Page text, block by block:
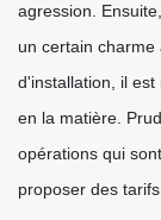
agression.
un certain
d'installation, il
en la matière.
opérations qui
proposer des